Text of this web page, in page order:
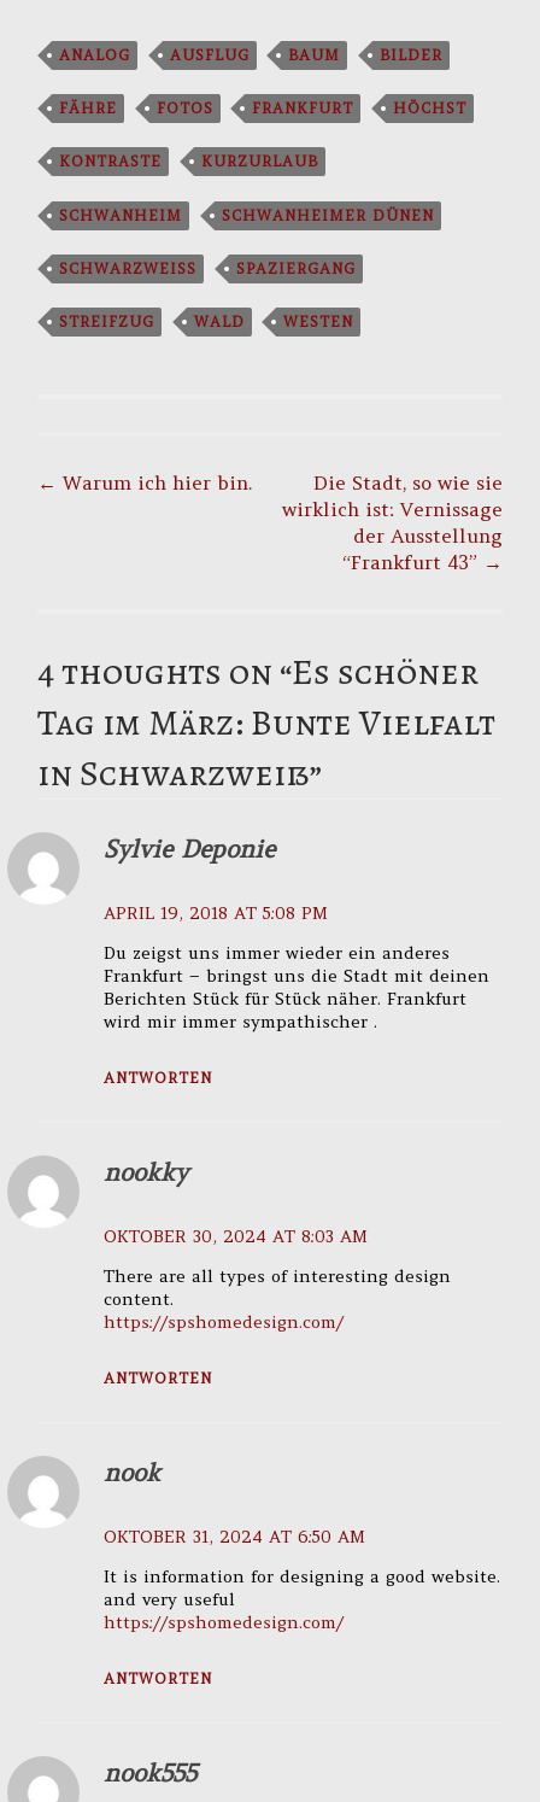
ANALOG AUSFLUG BAUM BILDER
FÄHRE FOTOS FRANKFURT HÖCHST
KONTRASTE KURZURLAUB
SCHWANHEIM SCHWANHEIMER DÜNEN
SCHWARZWEISS SPAZIERGANG
STREIFZUG WALD WESTEN
navigation
← Warum ich hier bin.
Die Stadt, so wie sie
wirklich ist: Vernissage
der Ausstellung
“Frankfurt 43” →
4 thoughts on “Es schöner
Tag im März: Bunte Vielfalt
in Schwarzweiß”
Sylvie Deponie
APRIL 19, 2018 AT 5:08 PM
Du zeigst uns immer wieder ein anderes
Frankfurt – bringst uns die Stadt mit deinen
Berichten Stück für Stück näher. Frankfurt
wird mir immer sympathischer .
ANTWORTEN
nookky
OKTOBER 30, 2024 AT 8:03 AM
There are all types of interesting design
content.
https://spshomedesign.com/
ANTWORTEN
nook
OKTOBER 31, 2024 AT 6:50 AM
It is information for designing a good website.
and very useful
https://spshomedesign.com/
ANTWORTEN
nook555